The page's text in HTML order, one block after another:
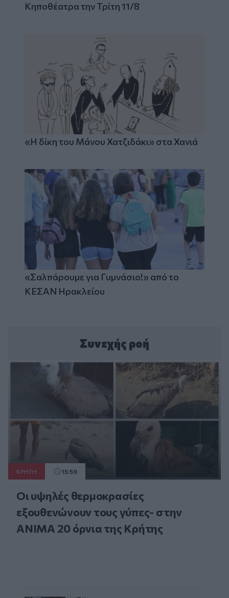
Κηποθέατρα την Τρίτη 11/8
«Η δίκη του Μάνου Χατζιδάκι» στα Χανιά
«Σαλπάρουμε για Γυμνάσιο!» από το
ΚΕΣΑΝ Ηρακλείου
Συνεχής ροή
ΚΡΗΤΗ 15:59
Οι υψηλές θερμοκρασίες
εξουθενώνουν τους γύπες- στην
ΑΝΙΜΑ 20 όρνια της Κρήτης